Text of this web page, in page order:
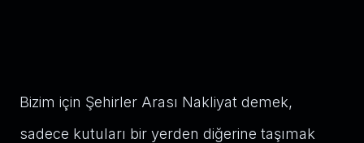
Bizim için Şehirler Arası Nakliyat demek,
sadece kutuları bir yerden diğerine taşımak